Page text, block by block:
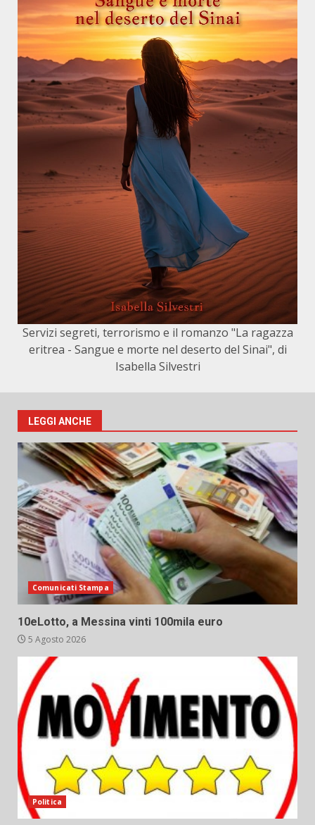
Servizi segreti, terrorismo e il romanzo "La ragazza
eritrea - Sangue e morte nel deserto del Sinai", di
Isabella Silvestri
LEGGI ANCHE
Comunicati Stampa
10eLotto, a Messina vinti 100mila euro
5 Agosto 2026
Politica